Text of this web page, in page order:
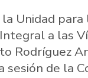
Unidad
a las
Rodríguez
sesión de la